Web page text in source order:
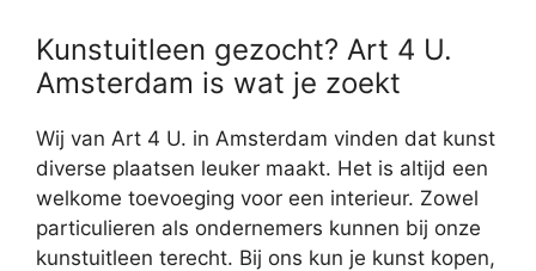
Kunstuitleen gezocht? Art 4 U.
Amsterdam is wat je zoekt
Wij van Art 4 U. in Amsterdam vinden dat kunst
diverse plaatsen leuker maakt. Het is altijd een
welkome toevoeging voor een interieur. Zowel
particulieren als ondernemers kunnen bij onze
kunstuitleen terecht. Bij ons kun je kunst kopen,